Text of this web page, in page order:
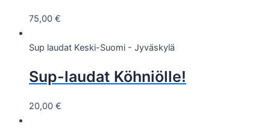
75,00 €
Sup laudat Keski-Suomi - Jyväskylä
Sup-laudat Köhniölle!
20,00 €